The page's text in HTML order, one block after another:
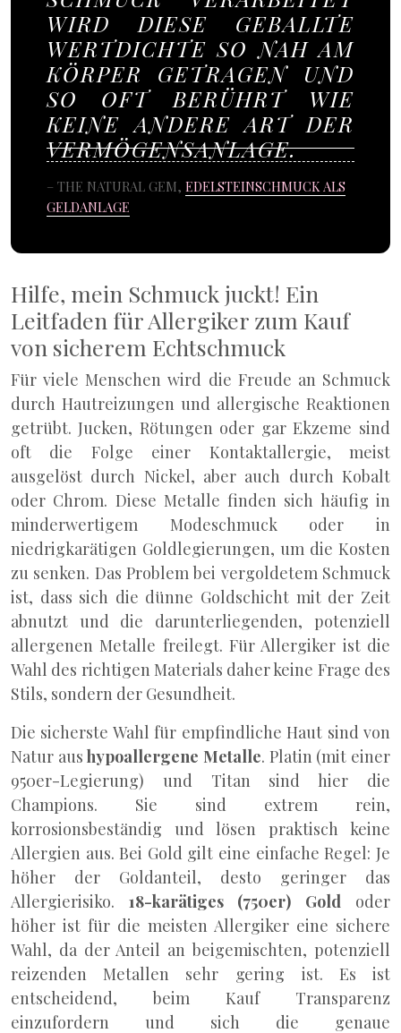
WIRD DIESE GEBALLTE
WERTDICHTE SO NAH AM
KÖRPER GETRAGEN UND
SO OFT BERÜHRT WIE
KEINE ANDERE ART DER
VERMÖGENSANLAGE.
– THE NATURAL GEM, EDELSTEINSCHMUCK ALS
GELDANLAGE
Hilfe, mein Schmuck juckt! Ein
Leitfaden für Allergiker zum Kauf
von sicherem Echtschmuck
Für viele Menschen wird die Freude an Schmuck
durch Hautreizungen und allergische Reaktionen
getrübt. Jucken, Rötungen oder gar Ekzeme sind
oft die Folge einer Kontaktallergie, meist
ausgelöst durch Nickel, aber auch durch Kobalt
oder Chrom. Diese Metalle finden sich häufig in
minderwertigem Modeschmuck oder in
niedrigkarätigen Goldlegierungen, um die Kosten
zu senken. Das Problem bei vergoldetem Schmuck
ist, dass sich die dünne Goldschicht mit der Zeit
abnutzt und die darunterliegenden, potenziell
allergenen Metalle freilegt. Für Allergiker ist die
Wahl des richtigen Materials daher keine Frage des
Stils, sondern der Gesundheit.
Die sicherste Wahl für empfindliche Haut sind von
Natur aushypoallergene Metalle. Platin (mit einer
950er-Legierung) und Titan sind hier die
Champions. Sie sind extrem rein,
korrosionsbeständig und lösen praktisch keine
Allergien aus. Bei Gold gilt eine einfache Regel: Je
höher der Goldanteil, desto geringer das
Allergierisiko. 18-karätiges (750er) Gold oder
höher ist für die meisten Allergiker eine sichere
Wahl, da der Anteil an beigemischten, potenziell
reizenden Metallen sehr gering ist. Es ist
entscheidend, beim Kauf Transparenz
einzufordern und sich die genaue